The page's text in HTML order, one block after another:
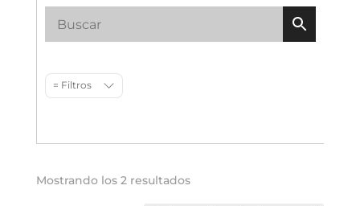
= Filtros
Mostrando los 2 resultados